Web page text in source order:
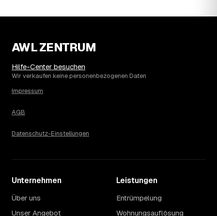
Die Spanne ergibt sich vor allem aus Menge und
eher am unteren Ende, eine voll möblierte Wohnung mit
Etage ohne Aufzug oder viel Sperrmüll eher am oberen.
Sondermüllanteil verschieben den Endpreis. Den genauen
kostenlosen Einschätzung.
AWL ZENTRUM
Hilfe-Center besuchen
Wir verkaufen keine personenbezogenen Daten
Impressum
AGB
Datenschutz-Einstellungen
Unternehmen
Über uns
Unser Angebot
Leistungen
Entrümpelung
Wohnungsauflösung